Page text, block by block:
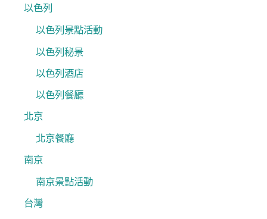
以色列
以色列景點活動
以色列秘景
以色列酒店
以色列餐廳
北京
北京餐廳
南京
南京景點活動
台灣